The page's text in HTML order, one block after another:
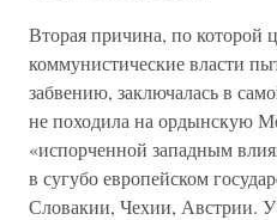
Вторая причина, по которой
коммунистические власти
забвению, заключалась в
не походила на ордынскую
«испорченной западным
в сугубо европейском
Словакии, Чехии, Австрии. У